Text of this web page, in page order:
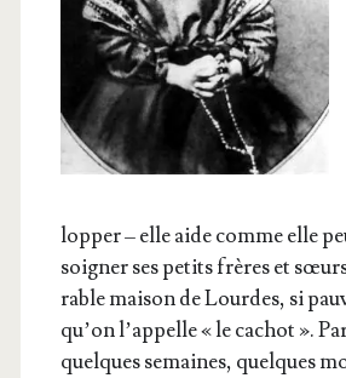
lop­per – elle aide comme elle
soi­gner ses petits frères et
rable mai­son de Lourdes, si
qu’on l’appelle « le cachot ».
quelques semaines, quelques